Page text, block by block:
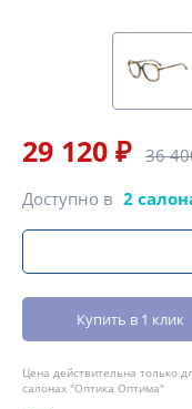
29 120 ₽ 36
Доступно в 2
Купить в 1 клик
Цена действительна только
салонах "Оптика Оптима"